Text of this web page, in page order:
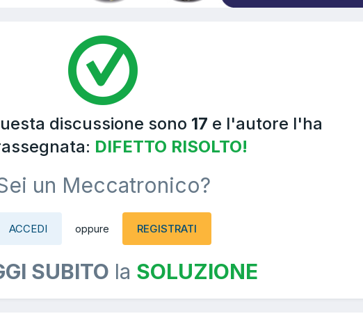
discussione sono 17 e l'autore l'ha
DIFETTO RISOLTO!
un Meccatronico?
ACCEDI oppure REGISTRATI
SUBITO la SOLUZIONE